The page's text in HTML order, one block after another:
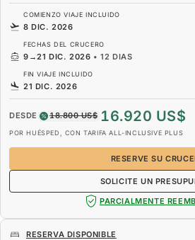
COMIENZO VIAJE INCLUIDO
8 DIC. 2026
FECHAS DEL CRUCERO
9 →21 DIC. 2026 •12 DIAS
FIN VIAJE INCLUIDO
21 DIC. 2026
DESDE 18.800 US$ 16.920 US$
POR HUÉSPED, CON TARIFA ALL-INCLUSIVE PLUS
RESERVE SU
SOLICITE UN
PARCIALMENTE
RESERVA DISPONIBLE